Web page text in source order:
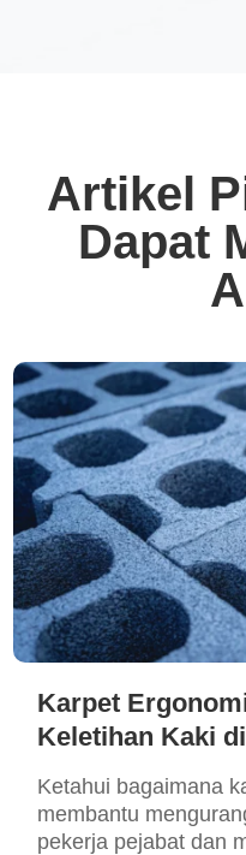
Artikel
Dapat
Karpet
Keletihan Kaki
Ketahui bagaimana
membantu
pekerja pejabat dan